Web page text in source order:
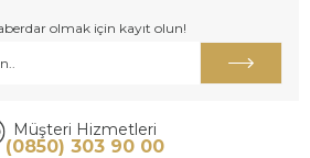
olmak için kayıt olun!
Müşteri Hizmetleri
(0850) 303 90 00